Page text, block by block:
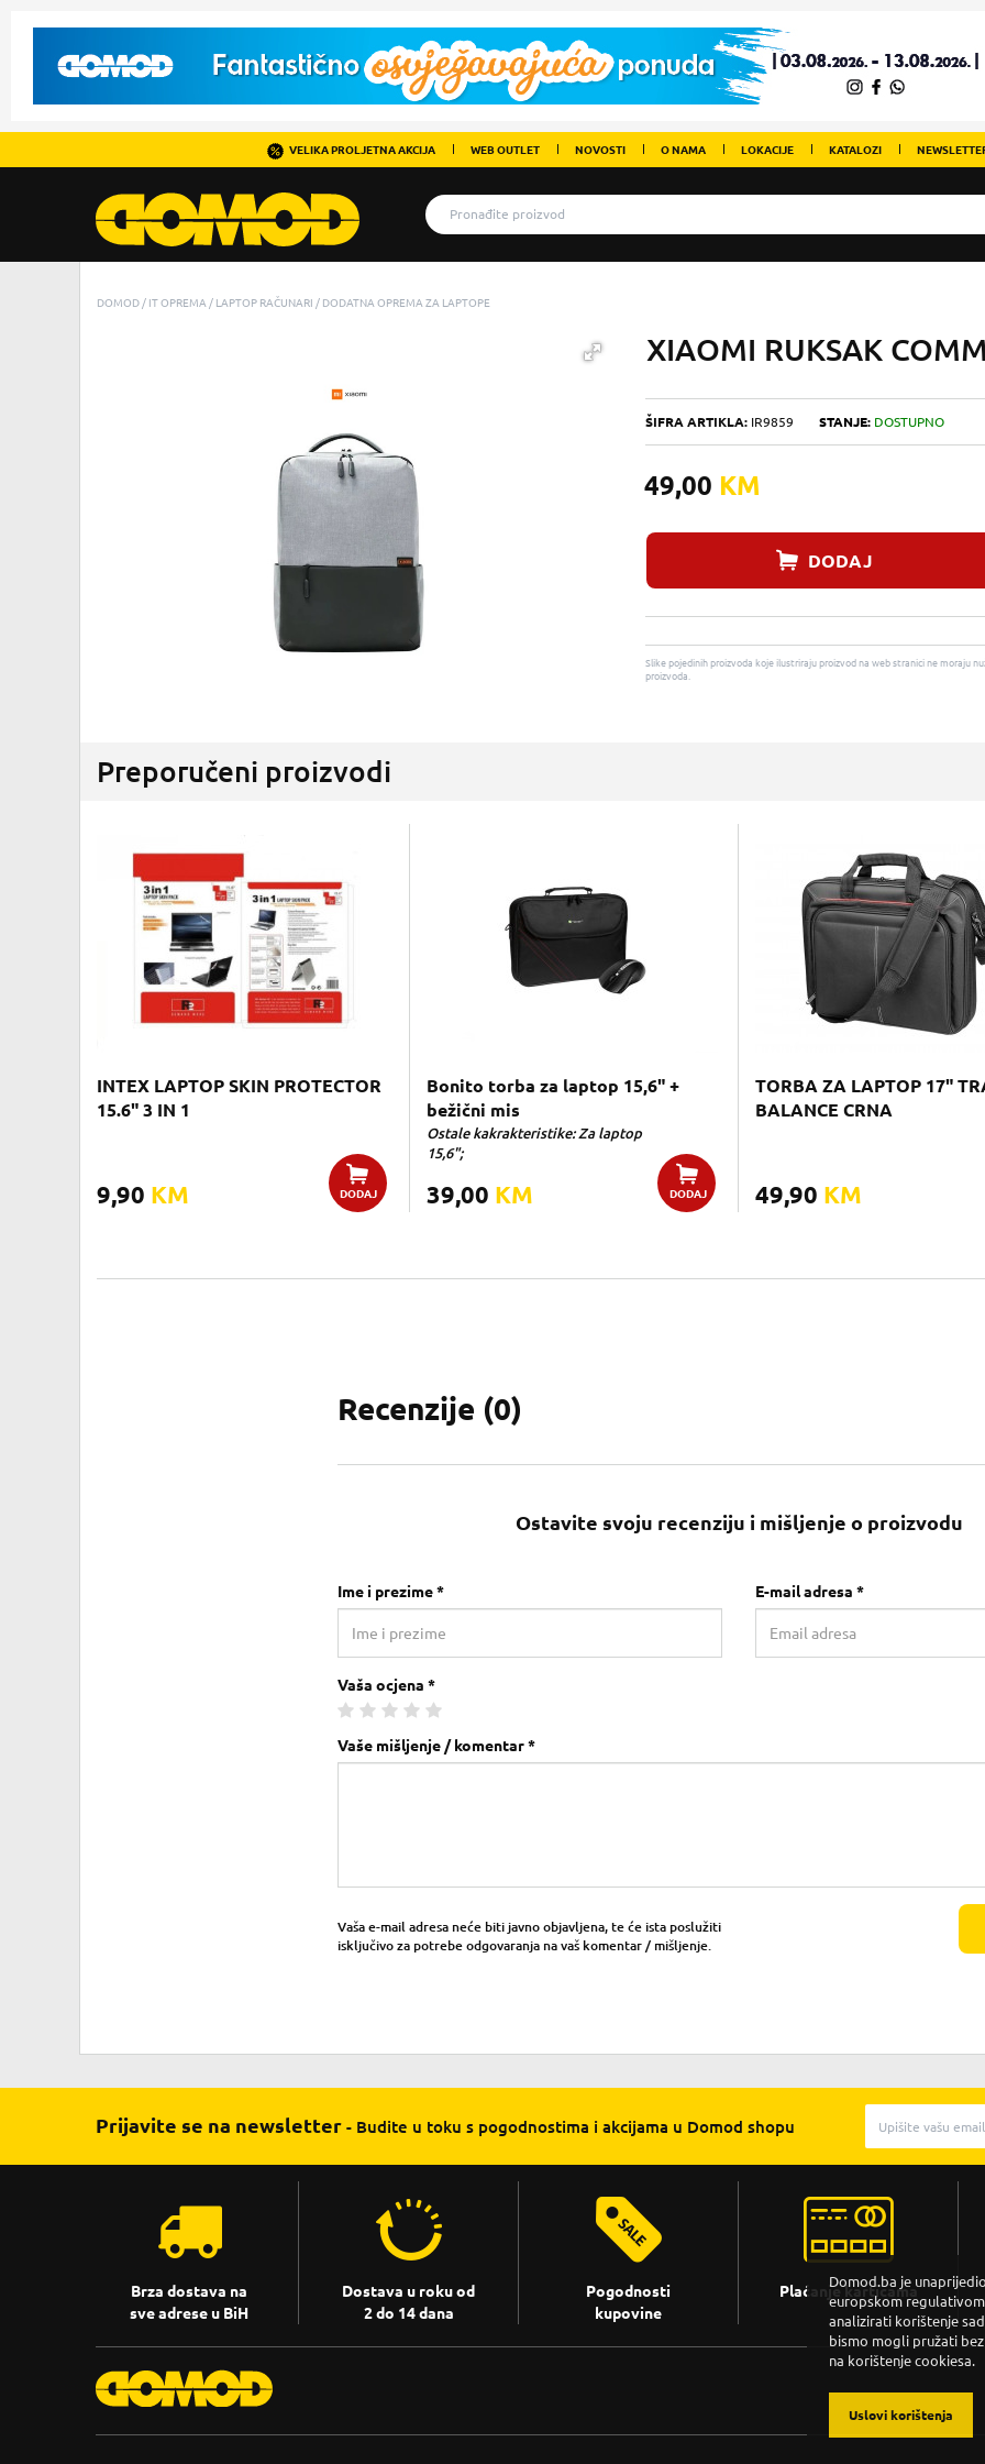
VELIKA PROLJETNA AKCIJA WEB OUTLET NOVOSTI O NAMA LOKACIJE KATALOZI
DOMOD IT OPREMA LAPTOP RAČUNARI DODATNA OPREMA ZA LAPTOPE
XIAOMI RUKSAK
ŠIFRA ARTIKLA: IR9859 STANJE: DOSTUPNO
49,00 KM
DODAJ
Slike pojedinih proizvoda koje ilustriraju proizvod na web stranici ne moraju
proizvoda.
Preporučeni proizvodi
INTEX LAPTOP SKIN PROTECTOR
15.6" 3 IN 1
9,90 KM DODAJ
Bonito torba za laptop 15,6" +
bežični mis
Ostale kakrakteristike: Za laptop
15,6";
39,00 KM DODAJ
TORBA ZA LAPTOP 17"
BALANCE CRNA
49,90 KM
Recenzije (0)
Ostavite svoju recenziju i mišljenje o proizvodu
Ime i prezime * E-mail adresa *
Vaša ocjena *
Vaše mišljenje / komentar *
Vaša e-mail adresa neće biti javno objavljena, te će ista poslužiti
isključivo za potrebe odgovaranja na vaš komentar / mišljenje.
Prijavite se na newsletter - Budite u toku s pogodnostima i akcijama u Domod shopu
Brza dostava na
sve adrese u BiH
Dostava u roku od
2 do 14 dana
Pogodnosti
kupovine
Plaćanje karticama
Domod.ba je
europskom
analizirati korištenje
bismo mogli pružati
na korištenje cookiesa.
Uslovi korištenja